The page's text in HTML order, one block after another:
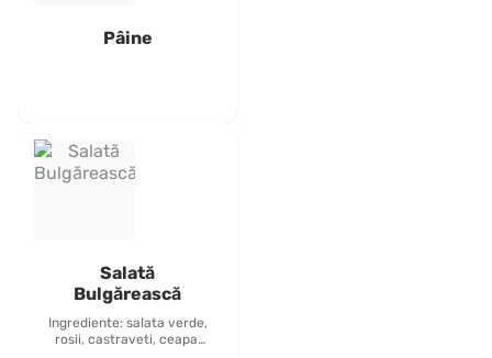
Pâine
Salată
Bulgărească
Ingrediente: salata verde,
rosii, castraveti, ceapa,